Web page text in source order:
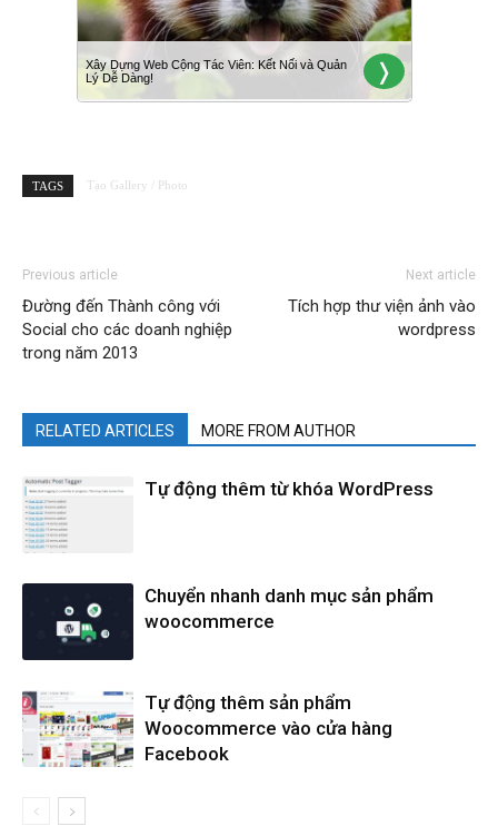
TAGS Tạo Gallery / Photo
Previous article
Đường đến Thành công với
Social cho các doanh nghiệp
trong năm 2013
Next article
Tích hợp thư viện ảnh vào
wordpress
RELATED ARTICLES MORE FROM AUTHOR
Tự động thêm từ khóa WordPress
Chuyển nhanh danh mục sản phẩm
woocommerce
Tự động thêm sản phẩm
Woocommerce vào cửa hàng
Facebook